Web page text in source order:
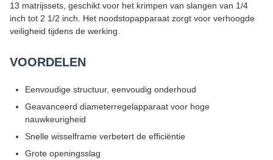
13 matrijssets, geschikt voor het krimpen van slangen van 1/4
inch tot 2 1/2 inch. Het noodstopapparaat zorgt voor verhoogde
veiligheid tijdens de werking.
VOORDELEN
Eenvoudige structuur, eenvoudig onderhoud
Geavanceerd diameterregelapparaat voor hoge
nauwkeurigheid
Snelle wisselframe verbetert de efficiëntie
Grote openingsslag